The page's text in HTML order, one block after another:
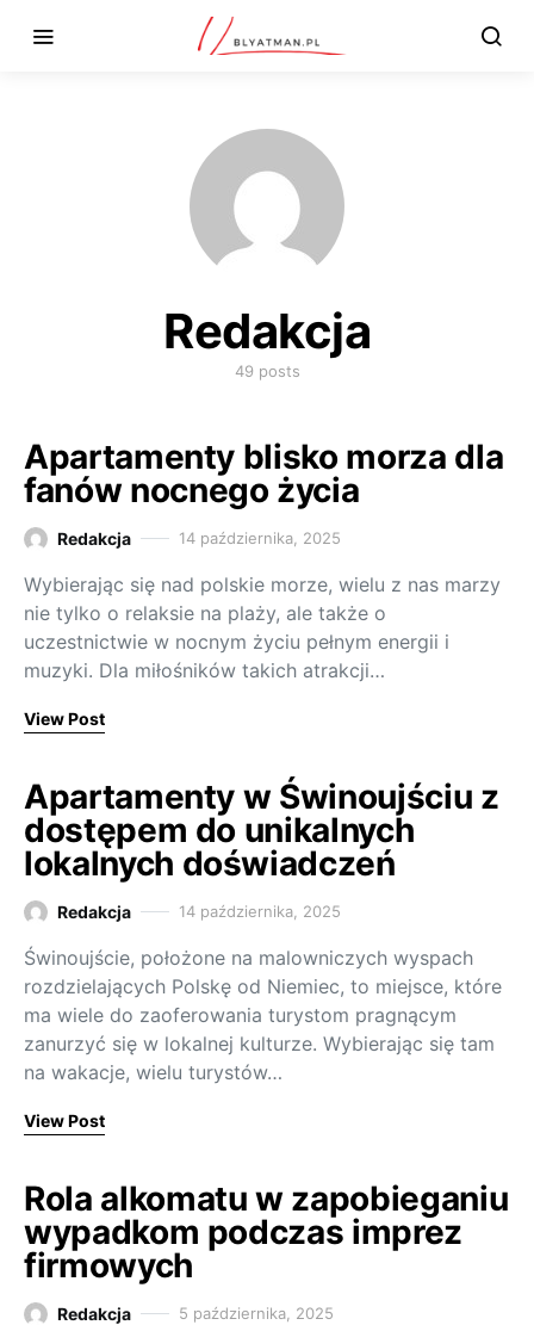
Redakcja
49 posts
Apartamenty blisko morza dla
fanów nocnego życia
Redakcja 14 października, 2025
Wybierając się nad polskie morze, wielu z nas marzy
nie tylko o relaksie na plaży, ale także o
uczestnictwie w nocnym życiu pełnym energii i
muzyki. Dla miłośników takich atrakcji…
View Post
Apartamenty w Świnoujściu z
dostępem do unikalnych
lokalnych doświadczeń
Redakcja 14 października, 2025
Świnoujście, położone na malowniczych wyspach
rozdzielających Polskę od Niemiec, to miejsce, które
ma wiele do zaoferowania turystom pragnącym
zanurzyć się w lokalnej kulturze. Wybierając się tam
na wakacje, wielu turystów…
View Post
Rola alkomatu w zapobieganiu
wypadkom podczas imprez
firmowych
Redakcja 5 października, 2025